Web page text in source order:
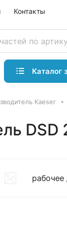
Контакты
Каталог
Kaeser
DSD